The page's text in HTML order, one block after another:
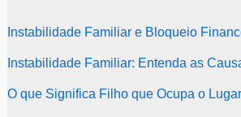
Instabilidade Familiar e Bloqueio
Instabilidade Familiar: Entenda as
O que Significa Filho que Ocupa o